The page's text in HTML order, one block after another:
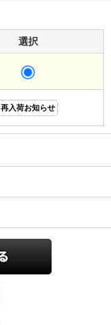
選択
再入荷お知らせ